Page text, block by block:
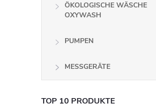
ÖKOLOGISCHE WÄSCHE
OXYWASH
PUMPEN
MESSGERÄTE
TOP 10 PRODUKTE